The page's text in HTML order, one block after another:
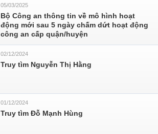
05/03/2025
Bộ Công an thông tin về mô hình hoạt
động mới sau 5 ngày chấm dứt hoạt động
công an cấp quận/huyện
02/12/2024
Truy tìm Nguyễn Thị Hằng
01/12/2024
Truy tìm Đỗ Mạnh Hùng